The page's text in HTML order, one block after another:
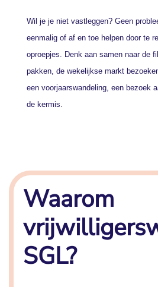
Wil je je niet vastleggen? Geen
eenmalig of af en toe helpen door te
oproepjes. Denk aan samen naar de
pakken, de wekelijkse markt
een voorjaarswandeling, een bezoek
de kermis.
Waarom
SGL?